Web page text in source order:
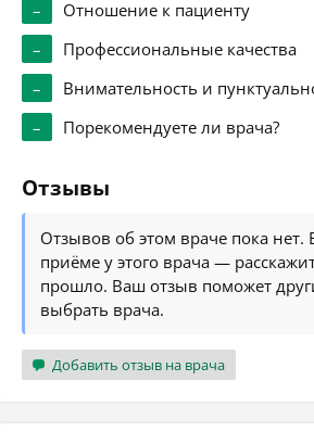
–
Отношение к пациенту
–
Профессиональные качества
–
Внимательность и
–
Порекомендуете ли врача?
Отзывы
Отзывов об этом враче пока
приёме у этого врача —
прошло. Ваш отзыв поможет
выбрать врача.
Добавить отзыв на врача